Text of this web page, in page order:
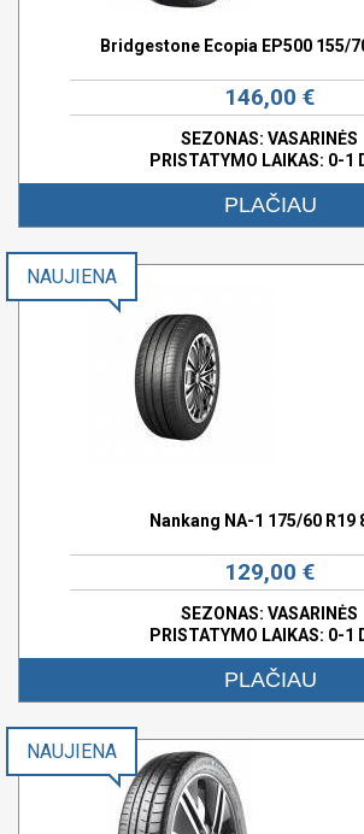
Bridgestone Ecopia EP500 155/
146,00 €
SEZONAS: VASARINĖS
PRISTATYMO LAIKAS: 0-1
PLAČIAU
NAUJIENA
Nankang NA-1 175/60 R19
129,00 €
SEZONAS: VASARINĖS
PRISTATYMO LAIKAS: 0-1
PLAČIAU
NAUJIENA